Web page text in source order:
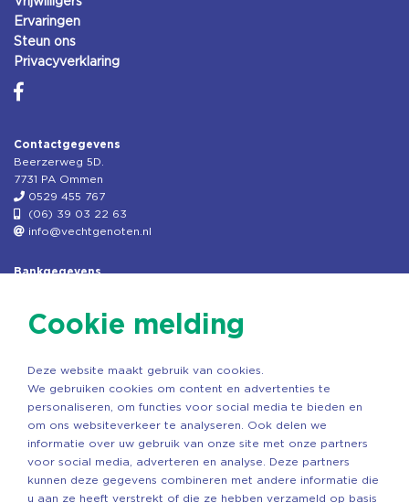
Ervaringen
Steun ons
Privacyverklaring
Contactgegevens
Beerzerweg 5D.
7731 PA Ommen
0529 455 767
(06) 39 03 22 63
info@vechtgenoten.nl
Bankgegevens
Rek.nr: NL85RABO0127579230
Copyright ©2026 Vechtgenoten
Cookie melding
Deze website maakt gebruik van cookies.
We gebruiken cookies om content en advertenties te
personaliseren, om functies voor social media te bieden en
om ons websiteverkeer te analyseren. Ook delen we
informatie over uw gebruik van onze site met onze partners
voor social media, adverteren en analyse. Deze partners
kunnen deze gegevens combineren met andere informatie die
u aan ze heeft verstrekt of die ze hebben verzameld op basis